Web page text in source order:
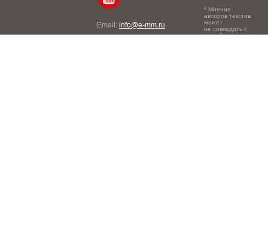
Email: info@e-mm.ru
* Мнение
авторов текстов
может
не совпадать с
точкой зрения